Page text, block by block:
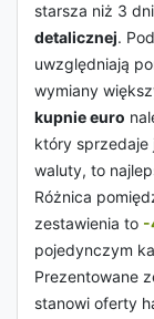
starsza niż 3
detalicznej.
uwzględniają
wymiany
kupnie euro
który sprzedaje
waluty, to
Różnica
zestawienia to -
pojedynczym
Prezentowane
stanowi oferty